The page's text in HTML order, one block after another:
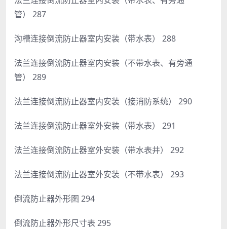
管） 287
沟槽连接倒流防止器室内安装（带水表） 288
法兰连接倒流防止器室内安装（不带水表、有旁通
管） 289
法兰连接倒流防止器室内安装（接消防系统） 290
法兰连接倒流防止器室外安装（带水表） 291
法兰连接倒流防止器室外安装（带水表井） 292
法兰连接倒流防止器室外安装（不带水表） 293
倒流防止器外形图 294
倒流防止器外形尺寸表 295